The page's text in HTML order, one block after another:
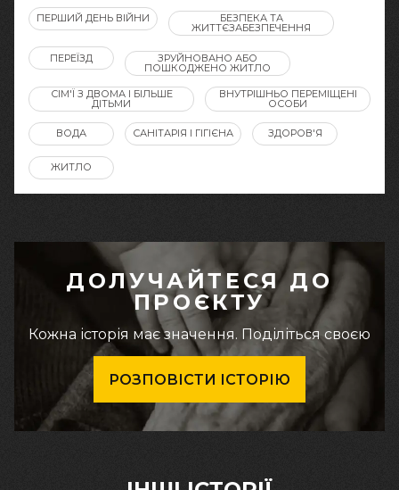
ПЕРШИЙ ДЕНЬ ВІЙНИ БЕЗПЕКА ТА
ЖИТТЄЗАБЕЗПЕЧЕННЯ
ПЕРЕЇЗД ЗРУЙНОВАНО АБО
ПОШКОДЖЕНО ЖИТЛО
СІМ'Ї З ДВОМА І БІЛЬШЕ
ДІТЬМИ
ВНУТРІШНЬО ПЕРЕМІЩЕНІ
ОСОБИ
ВОДА САНІТАРІЯ І ГІГІЄНА ЗДОРОВ'Я
ЖИТЛО
ДОЛУЧАЙТЕСЯ ДО
ПРОЄКТУ
Кожна історія має значення. Поділіться своєю
РОЗПОВІСТИ ІСТОРІЮ